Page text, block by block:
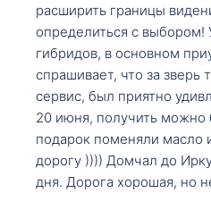
расширить границы
определиться с выбором!
гибридов, в основном
спрашивает, что за зверь
сервис, был приятно
20 июня, получить можно
подарок поменяли масло
дорогу )))) Домчал до
дня. Дорога хорошая, но